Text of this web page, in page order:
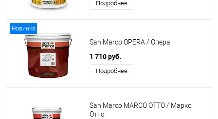
Подробнее
Новинка
San Marco OPERA / Опера
1 710 руб.
Подробнее
San Marco MARCO OTTO / Марко
Отто